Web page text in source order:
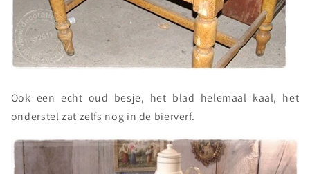
Ook een echt oud besje, het blad helemaal kaal, het
onderstel zat zelfs nog in de bierverf.